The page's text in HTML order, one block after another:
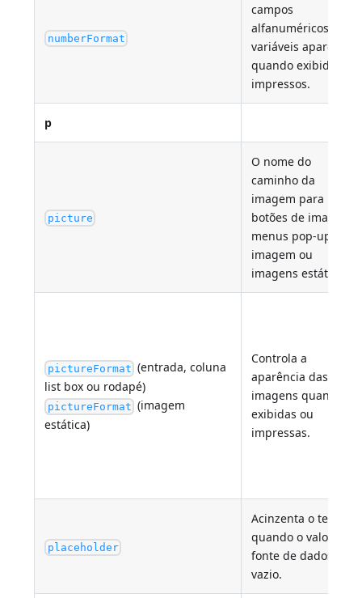
numberFormat
campos
alfanuméricos e as
variáveis aparecem
quando exibidos ou
impressos.
p
picture
O nome do
caminho da
imagem para
botões de imagem,
menus pop-up de
imagem ou
imagens estáticas
pictureFormat (entrada, coluna
list box ou rodapé)
pictureFormat (imagem
estática)
Controla a
aparência das
imagens quando
exibidas ou
impressas.
placeholder
Acinzenta o texto
quando o valor da
fonte de dados está
vazio.